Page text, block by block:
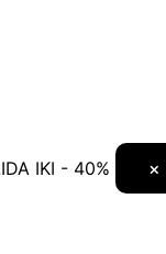
IKI - 40%
×